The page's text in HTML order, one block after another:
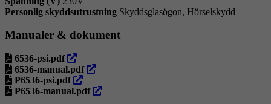
Personlig skyddsutrustning Skyddsglasögon, Hörselskydd
Manualer & dokument
6536-psi.pdf öppna
i
ny
flik
6536-manual.pdf öppna
ny
P6536-psi.pdf öppna
i
P6536-manual.pdf öppna